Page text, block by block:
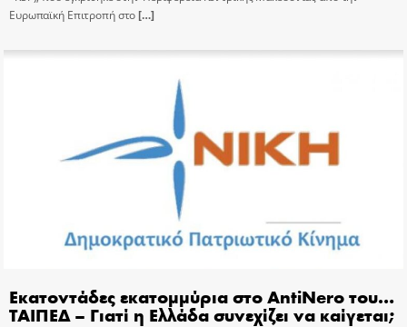
Ευρωπαϊκή Επιτροπή στο[…]
Εκατοντάδες εκατομμύρια στο AntiNero του…
ΤΑΙΠΕΔ – Γιατί η Ελλάδα συνεχίζει να καίγεται;